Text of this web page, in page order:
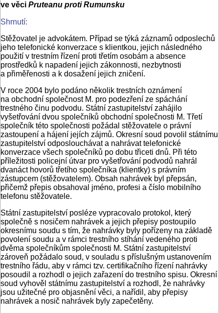
ve věci Pruteanu proti Rumunsku
Shrnutí:
Stěžovatel je advokátem. Případ se týká záznamů odposlechů
jeho telefonické konverzace s klientkou, jejich následného
použití v trestním řízení proti třetím osobám a absence
prostředků k napadení jejich zákonnosti, nezbytnosti
a přiměřenosti a k dosažení jejich zničení.
V roce 2004 bylo podáno několik trestních oznámení
na obchodní společnost M. pro podezření ze spáchání
trestného činu podvodu. Státní zastupitelství zahájilo
vyšetřování dvou společníků obchodní společnosti M. Třetí
společník této společnosti požádal stěžovatele o právní
zastoupení a hájení jejích zájmů. Okresní soud povolil státnímu
zastupitelství odposlouchávat a nahrávat telefonické
konverzace všech společníků po dobu třiceti dnů. Při této
příležitosti policejní útvar pro vyšetřování podvodů nahrál
dvanáct hovorů třetího společníka (klientky) s právním
zástupcem (stěžovatelem). Obsah nahrávek byl přepsán,
přičemž přepis obsahoval jméno, profesi a číslo mobilního
telefonu stěžovatele.
Státní zastupitelství posléze vypracovalo protokol, který
společně s nosičem nahrávek a jejich přepisy postoupilo
okresnímu soudu s tím, že nahrávky byly pořízeny na základě
povolení soudu a v rámci trestního stíhání vedeného proti
dvěma společníkům společnosti M. Státní zastupitelství
zároveň požádalo soud, v souladu s příslušným ustanovením
trestního řádu, aby v rámci tzv. certifikačního řízení nahrávky
posoudil a rozhodl o jejich zařazení do trestního spisu. Okresní
soud vyhověl státnímu zastupitelství a rozhodl, že nahrávky
jsou užitečné pro objasnění věci, a nařídil, aby přepisy
nahrávek a nosič nahrávek byly zapečetěny.